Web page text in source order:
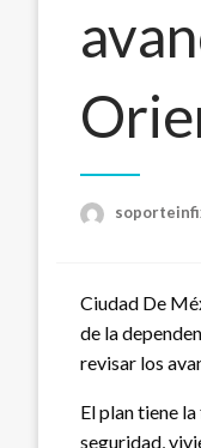
Ciudad De
de la
revisar los
El plan tiene
seguridad,